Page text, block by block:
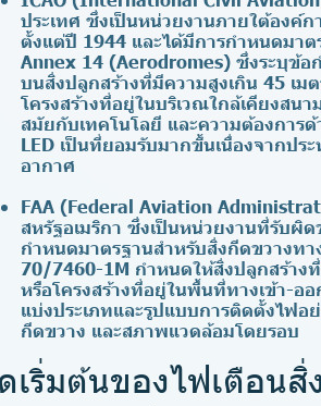
ประเทศ ซึ่งเป็นหน่วยงานภายใต้องค์
ตั้งแต่ปี 1944 และได้มีการกำหนดมาต
Annex 14 (Aerodromes) ซึ่งระบุข้อ
บนสิ่งปลูกสร้างที่มีความสูงเกิน 45 เม
โครงสร้างที่อยู่ในบริเวณใกล้เคียงสน
สมัยกับเทคโนโลยี และความต้องกา
LED เป็นที่ยอมรับมากขึ้นเนื่องจากป
อากาศ
FAA (Federal Aviation
สหรัฐอเมริกา ซึ่งเป็นหน่วยงานที่รับผิ
กำหนดมาตรฐานสำหรับสิ่งกีดขวางทา
70/7460-1M กำหนดให้สิ่งปลูกสร้าง
หรือโครงสร้างที่อยู่ในพื้นที่ทางเข้า-อ
แบ่งประเภทและรูปแบบการติดตั้งไฟอ
กีดขวาง และสภาพแวดล้อมโดยรอบ
เริ่มต้นของไฟเตือนสิ่